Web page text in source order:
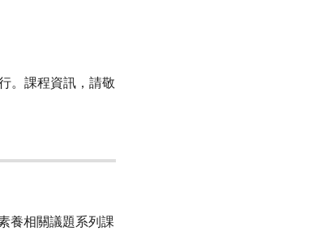
。課程資訊，請敬
養相關議題系列課